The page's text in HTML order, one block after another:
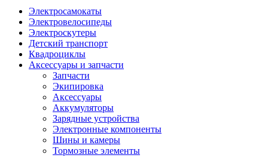
Электросамокаты
Электровелосипеды
Электроскутеры
Детский транспорт
Квадроциклы
Аксессуары и запчасти
Запчасти
Экипировка
Аксессуары
Аккумуляторы
Зарядные устройства
Электронные компоненты
Шины и камеры
Тормозные элементы